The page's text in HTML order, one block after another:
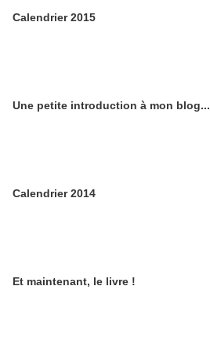
Calendrier 2015
Une petite introduction à mon blog...
Calendrier 2014
Et maintenant, le livre !